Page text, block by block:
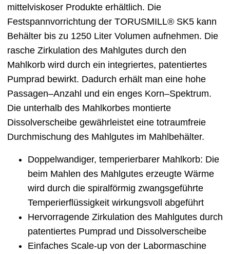
mittelviskoser Produkte erhältlich. Die
Festspannvorrichtung der TORUSMILL® SK5 kann
Behälter bis zu 1250 Liter Volumen aufnehmen. Die
rasche Zirkulation des Mahlgutes durch den
Mahlkorb wird durch ein integriertes, patentiertes
Pumprad bewirkt. Dadurch erhält man eine hohe
Passagen–Anzahl und ein enges Korn–Spektrum.
Die unterhalb des Mahlkorbes montierte
Dissolverscheibe gewährleistet eine totraumfreie
Durchmischung des Mahlgutes im Mahlbehälter.
Doppelwandiger, temperierbarer Mahlkorb: Die
beim Mahlen des Mahlgutes erzeugte Wärme
wird durch die spiralförmig zwangsgeführte
Temperierflüssigkeit wirkungsvoll abgeführt
Hervorragende Zirkulation des Mahlgutes durch
patentiertes Pumprad und Dissolverscheibe
Einfaches Scale-up von der Labormaschine